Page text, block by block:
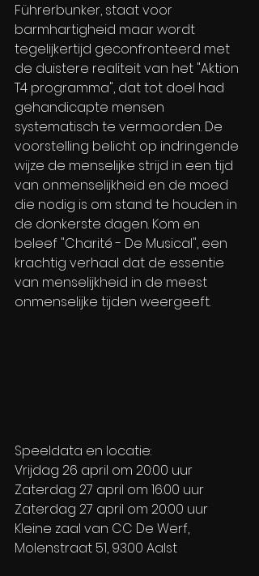
Führerbunker, staat voor
barmhartigheid maar wordt
tegelijkertijd geconfronteerd met
de duistere realiteit van het "Aktion
T4 programma", dat tot doel had
gehandicapte mensen
systematisch te vermoorden. De
voorstelling belicht op indringende
wijze de menselijke strijd in een tijd
van onmenselijkheid en de moed
die nodig is om stand te houden in
de donkerste dagen. Kom en
beleef "Charité - De Musical", een
krachtig verhaal dat de essentie
van menselijkheid in de meest
onmenselijke tijden weergeeft.
Speeldata en locatie:
Vrijdag 26 april om 20:00 uur
Zaterdag 27 april om 16:00 uur
Zaterdag 27 april om 20:00 uur
Kleine zaal van CC De Werf,
Molenstraat 51, 9300 Aalst